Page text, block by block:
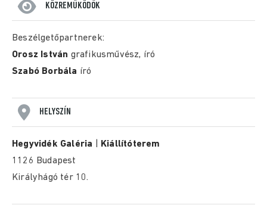
KÖZREMŰKÖDŐK
Beszélgetőpartnerek:
Orosz István grafikusművész, író
Szabó Borbála író
HELYSZÍN
Hegyvidék Galéria
Kiállítóterem
1126 Budapest
Királyhágó tér 10.